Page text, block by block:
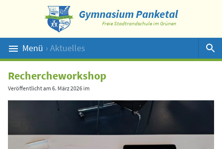
Gymnasium Panketal
Freie Stadtrandschule im Grünen
Menü › Aktuelles
Suche
Rechercheworkshop
Veröffentlicht am 6. März 2026 im